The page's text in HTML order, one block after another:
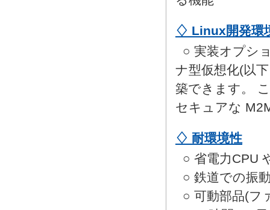
♢ Linux開発環
○ 実装オプシ
ナ型仮想化(以
築できます。
セキュアな
♢ 耐環境性
○ 省電力CPU
○ 鉄道での振
○ 可動部品(フ